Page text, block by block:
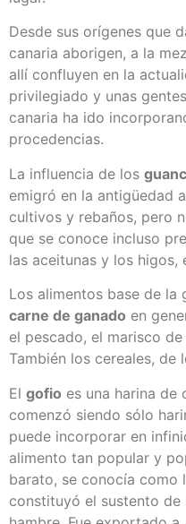
Desde sus orígenes que
canaria aborigen, a la
allí confluyen en la
privilegiado y unas
canaria ha ido
procedencias.
La influencia de los
emigró en la antigüedad
cultivos y rebaños, pero
que se conoce incluso
las aceitunas y los
Los alimentos base de la
carne de ganado en
el pescado, el marisco
También los cereales,
El gofio es una harina de
comenzó siendo sólo
puede incorporar en
alimento tan popular y
barato, se conocía como
constituyó el sustento